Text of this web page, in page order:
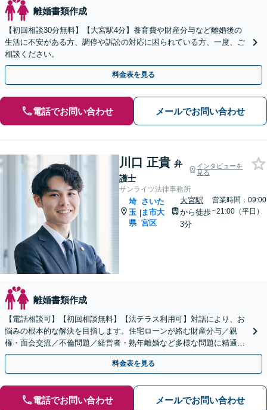
離婚書類作成
【初回相談30分無料】【大宮駅4分】養育費や財産分与など離婚後の
生活に不安がある方、調停や訴訟の対応に困られている方、一度、ご
相談ください。
料金表を見る
電話でお問い合わせ メールでお問い合わせ
川口 正貴 弁
護士
インタビューを
見る
サンライツ法律事務所
埼
玉
県
|
さいた
ま市大
宮区
大宮駅
から徒歩
3分
営業時間：09:00
~21:00（平日）
離婚書類作成
【電話相談可】【初回相談無料】【法テラス利用可】対話により、お
悩みの根本的な解決を目指します。住宅ローンが絡む財産分与／親
権・面会交流／不倫問題／経営者・熟年離婚など多様な問題に精通。
協議・調停・裁判の実績多数あり【完全個室】【大宮駅3分】
料金表を見る
電話でお問い合わせ メールでお問い合わせ